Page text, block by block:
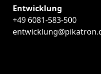
Entwicklung
+49 6081-583-500